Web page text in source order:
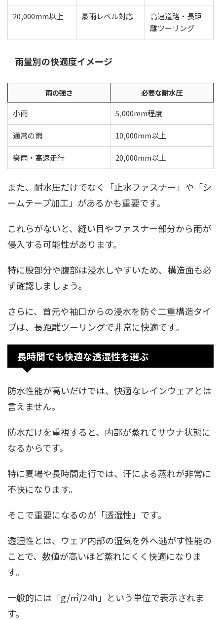
20,000mm以上 豪雨レベル対応
高速道路・長距
離ツーリング
雨量別の快適度イメージ
雨の強さ
必要な耐水圧
小雨
5,000mm程度
通常の雨 10,000mm以上
豪雨・高速走行 20,000mm以上
また、耐水圧だけでなく「止水ファスナー」や「シ
ームテープ加工」があるかも重要です。
これらがないと、縫い目やファスナー部分から雨が
侵入する可能性があります。
特に股部分や腹部は浸水しやすいため、構造面も必
ず確認しましょう。
さらに、首元や袖口からの浸水を防ぐ二重構造タイ
プは、長距離ツーリングで非常に快適です。
長時間でも快適な透湿性を選ぶ
防水性能が高いだけでは、快適なレインウェアとは
言えません。
防水だけを重視すると、内部が蒸れてサウナ状態に
なるからです。
特に夏場や長時間走行では、汗による蒸れが非常に
不快になります。
そこで重要になるのが「透湿性」です。
透湿性とは、ウェア内部の湿気を外へ逃がす性能の
ことで、数値が高いほど蒸れにくく快適になりま
す。
一般的には「g/㎡/24h」という単位で表示されま
す。